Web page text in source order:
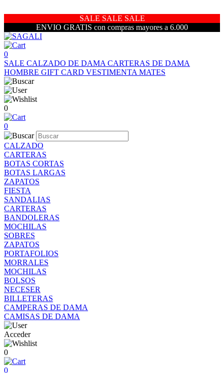
SALE SALE SALE
ENVIO GRATIS con compras mayores a 6.000
0
SALE CALZADO DE DAMA CARTERAS DE DAMA
HOMBRE GIFT CARD VESTIMENTA MATES
0
0
CALZADO
CARTERAS
BOTAS CORTAS
BOTAS LARGAS
ZAPATOS
FIESTA
SANDALIAS
CARTERAS
BANDOLERAS
MOCHILAS
SOBRES
ZAPATOS
PORTAFOLIOS
MORRALES
MOCHILAS
BOLSOS
NECESER
BILLETERAS
CAMPERAS DE DAMA
CAMISAS DE DAMA
Acceder
0
0